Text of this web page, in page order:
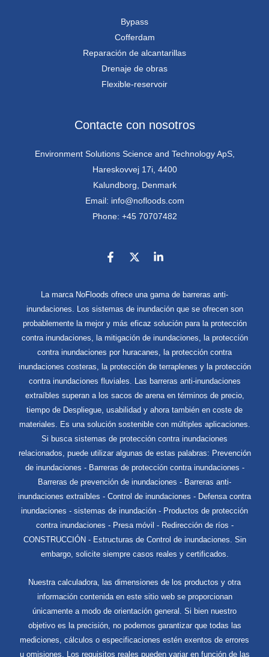
Bypass
Cofferdam
Reparación de alcantarillas
Drenaje de obras
Flexible-reservoir
Contacte con nosotros
Environment Solutions Science and Technology ApS,
Hareskovvej 17i, 4400
Kalundborg, Denmark
Email: info@nofloods.com
Phone: +45 70707482
La marca NoFloods ofrece una gama de barreras anti-
inundaciones. Los sistemas de inundación que se ofrecen son
probablemente la mejor y más eficaz solución para la protección
contra inundaciones, la mitigación de inundaciones, la protección
contra inundaciones por huracanes, la protección contra
inundaciones costeras, la protección de terraplenes y la protección
contra inundaciones fluviales. Las barreras anti-inundaciones
extraíbles superan a los sacos de arena en términos de precio,
tiempo de Despliegue, usabilidad y ahora también en coste de
materiales. Es una solución sostenible con múltiples aplicaciones.
Si busca sistemas de protección contra inundaciones
relacionados, puede utilizar algunas de estas palabras: Prevención
de inundaciones - Barreras de protección contra inundaciones -
Barreras de prevención de inundaciones - Barreras anti-
inundaciones extraíbles - Control de inundaciones - Defensa contra
inundaciones - sistemas de inundación - Productos de protección
contra inundaciones - Presa móvil - Redirección de ríos -
CONSTRUCCIÓN - Estructuras de Control de inundaciones. Sin
embargo, solicite siempre casos reales y certificados.
Nuestra calculadora, las dimensiones de los productos y otra
información contenida en este sitio web se proporcionan
únicamente a modo de orientación general. Si bien nuestro
objetivo es la precisión, no podemos garantizar que todas las
mediciones, cálculos o especificaciones estén exentos de errores
u omisiones. Los requisitos reales pueden variar en función de las